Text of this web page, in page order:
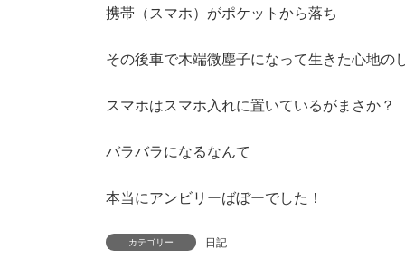
携帯（スマホ）がポケットから落ち
その後車で木端微塵子になって生きた心地の
スマホはスマホ入れに置いているがまさか？
バラバラになるなんて
本当にアンビリーばぼーでした！
カテゴリー 日記